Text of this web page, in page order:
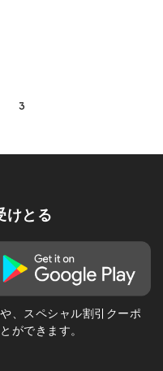
3
けとる
、スペシャル割引クーポ
ができます。